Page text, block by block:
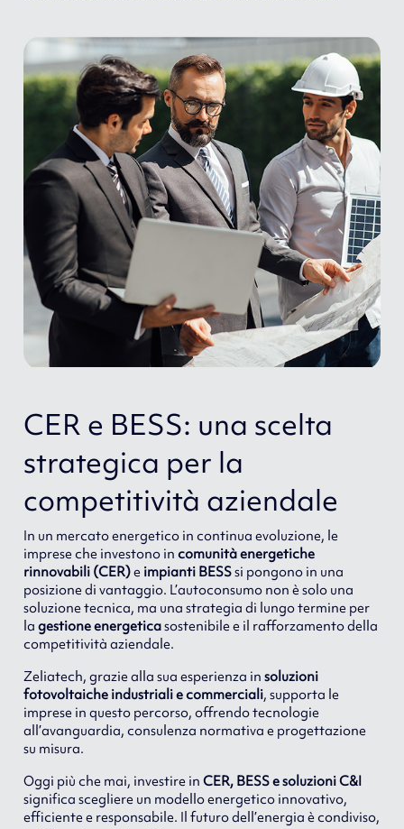
CER e BESS: una scelta
strategica per la
competitività aziendale
In un mercato energetico in continua evoluzione, le
imprese che investono in comunità energetiche
rinnovabili (CER)e impianti BESSsi pongono in una
posizione di vantaggio. L’autoconsumo non è solo una
soluzione tecnica, ma una strategia di lungo termine per
la gestione energeticasostenibile e il rafforzamento della
competitività aziendale.
Zeliatech, grazie alla sua esperienza in soluzioni
fotovoltaiche industriali e commerciali, supporta le
imprese in questo percorso, offrendo tecnologie
all’avanguardia, consulenza normativa e progettazione
su misura.
Oggi più che mai, investire in CER, BESS e soluzioni C&I
significa scegliere un modello energetico innovativo,
efficiente e responsabile. Il futuro dell’energia è condiviso,